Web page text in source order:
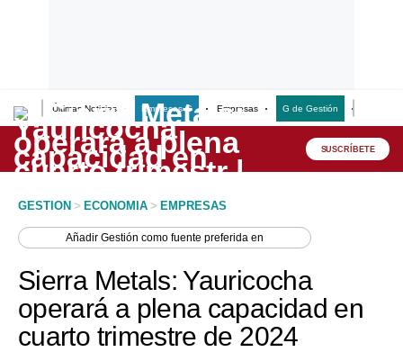
Últimas Noticias Empresas G Empresas G de Gestión
Lo último
Peru Quiosco
Economía
Mercados
SUSCRÍBETE
GESTION > ECONOMIA > EMPRESAS
AñadirGestión como fuente preferida en
Sierra Metals: Yauricocha
operará a plena capacidad en
cuarto trimestre de 2024